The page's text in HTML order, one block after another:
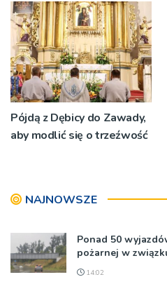
Pójdą z Dębicy do Zawady,
aby modlić się o trzeźwość
NAJNOWSZE
Ponad 50
pożarnej w
14:02